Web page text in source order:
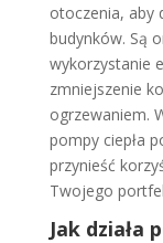
otoczenia, aby
budynków. Są
wykorzystanie
zmniejszenie
ogrzewaniem.
pompy ciepła
przynieść
Twojego
Jak działa